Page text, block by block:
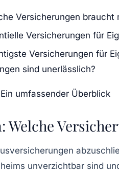
Versicherungen braucht
Versicherungen für
Versicherungen für
sind unerlässlich?
umfassender Überblick
Welche
unverzichtbar sind